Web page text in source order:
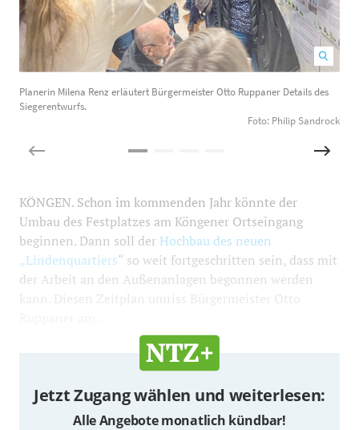
Planerin Milena Renz erläutert Bürgermeister Otto Ruppaner Details des
Siegerentwurfs.
Foto: Philip Sandrock
KÖNGEN. Schon im kommenden Jahr könnte der
Umbau des Festplatzes am Köngener Ortseingang
beginnen. Dann soll der Hochbau des neuen
„Lindenquartiers“ so weit fortgeschritten sein, dass mit
der Arbeit an den Außenanlagen begonnen werden
kann. Diesen Zeitplan umriss Bürgermeister Otto
Jetzt Zugang wählen und weiterlesen:
Alle Angebote monatlich kündbar!